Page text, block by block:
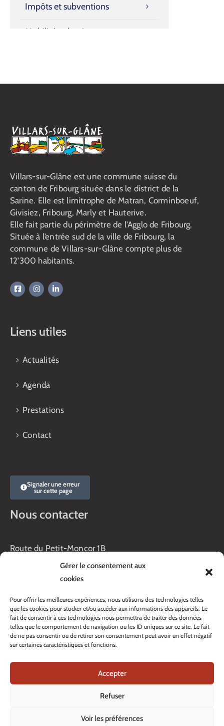
Gérer le consentement aux
cookies
Pour offrir les meilleures expériences, nous utilisons des technologies telles
que les cookies pour stocker et/ou accéder aux informations des appareils. Le
fait de consentir à ces technologies nous permettra de traiter des données
telles que le comportement de navigation ou les ID uniques sur ce site. Le fait
de ne pas consentir ou de retirer son consentement peut avoir un effet négatif
sur certaines caractéristiques et fonctions.
Accepter
Refuser
Voir les préférences
Impôts et subventions
Mobilité, urbanisme et
Villars-sur-Glâne est une commune suisse du
canton de Fribourg située dans le district de la
Sarine. Elle est limitrophe de Matran, Corminboeuf,
Givisiez, Fribourg, Marly et Hauterive.
Elle fait partie du périmètre de l’Agglo de Fribourg.
Située à l’entrée sud de la ville de Fribourg, la
commune de Villars-sur-Glâne compte plus de
12’300 habitants.
Liens utiles
Actualités
Agenda
Prestations
Contact
Signaler une erreur
sur cette page
Nous contacter
Route du Petit-Moncor 1B
1752 Villars-sur-Glâne
Lundi au jeudi :
8h00 – 11h30
13h45 – 17h00
Vendredi :
8h00 – 16h00
+41 26 408 33 33
Contacter nos services